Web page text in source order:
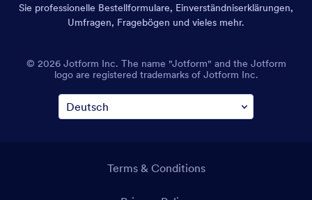
Sie professionelle Bestellformulare, Einverständniserklärungen,
Umfragen, Fragebögen und vieles mehr.
© 2026 Jotform Inc. The name "Jotform" and the Jotform
logo are registered trademarks of Jotform Inc.
Terms & Conditions